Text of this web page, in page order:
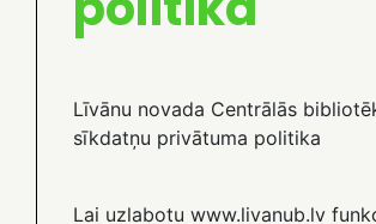
Līvānu novada Centrālās
sīkdatņu privātuma politika
Lai uzlabotu www.livanub.lv